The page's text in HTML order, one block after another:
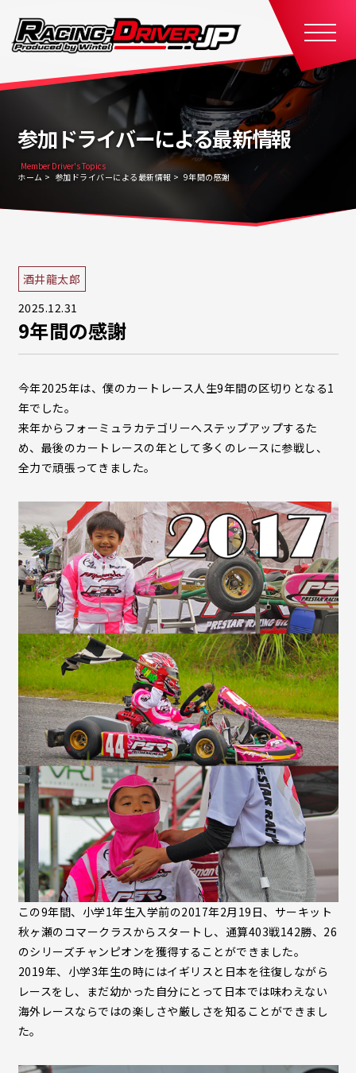
参加ドライバーによる最新情報
Member Driver's Topics
ホーム
参加ドライバーによる最新情報 9年間の感謝
酒井龍太郎
2025.12.31
9年間の感謝
今年2025年は、僕のカートレース人生9年間の区切りとなる1
年でした。
来年からフォーミュラカテゴリーへステップアップするた
め、最後のカートレースの年として多くのレースに参戦し、
全力で頑張ってきました。
この9年間、小学1年生入学前の2017年2月19日、サーキット
秋ヶ瀬のコマークラスからスタートし、通算403戦142勝、26
のシリーズチャンピオンを獲得することができました。
2019年、小学3年生の時にはイギリスと日本を往復しながら
レースをし、まだ幼かった自分にとって日本では味わえない
海外レースならではの楽しさや厳しさを知ることができまし
た。